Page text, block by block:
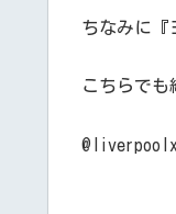
ちなみに『
こちらでも